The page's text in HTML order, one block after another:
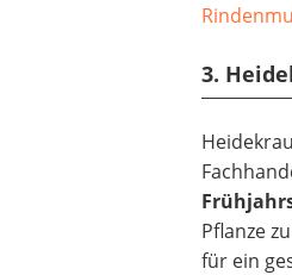
3.
Pflanze
für ein